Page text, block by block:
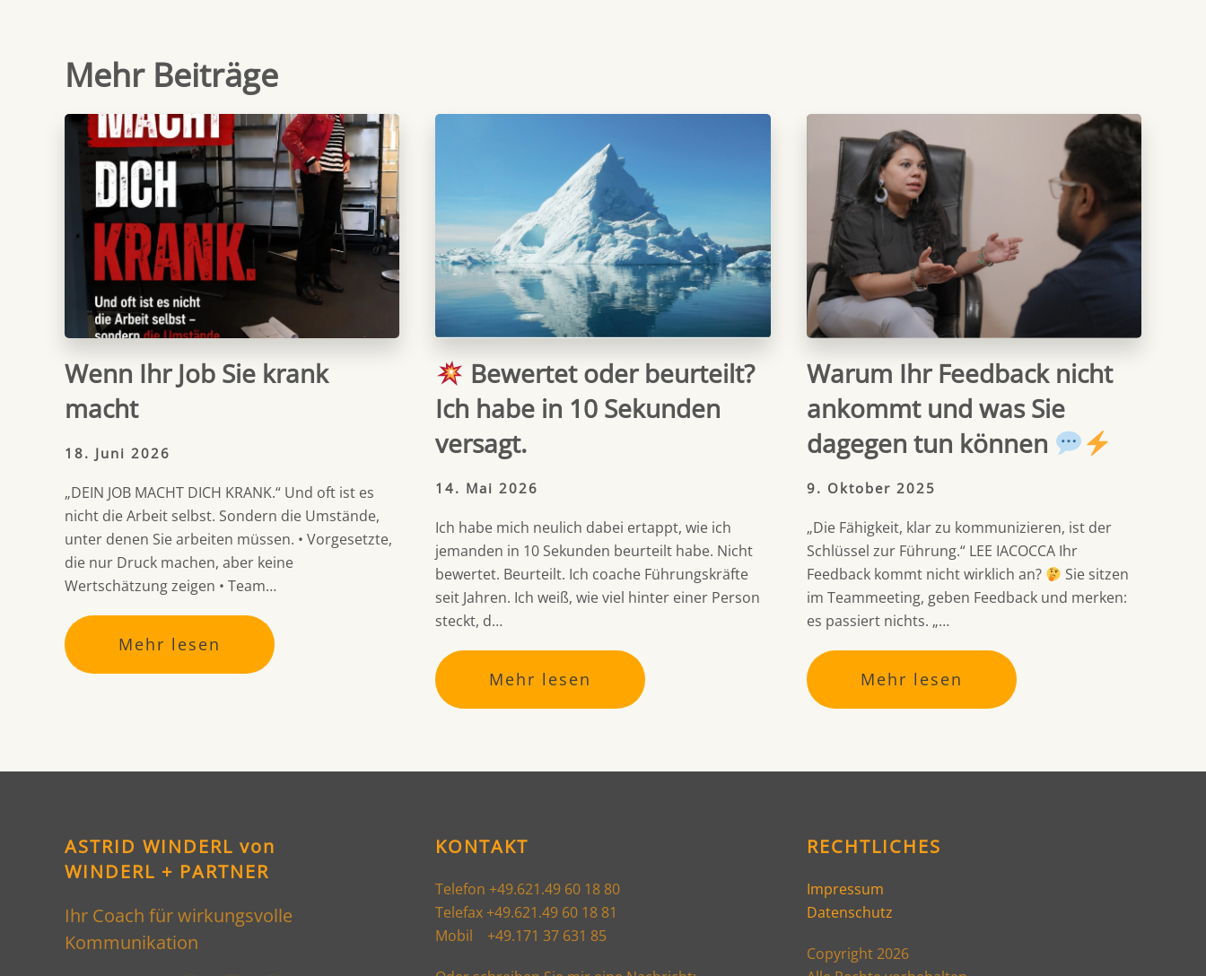
Mehr Beiträge
Wenn Ihr Job Sie krank
macht
18. Juni 2026
„DEIN JOB MACHT DICH KRANK.“ Und oft ist es
nicht die Arbeit selbst. Sondern die Umstände,
unter denen Sie arbeiten müssen. • Vorgesetzte,
die nur Druck machen, aber keine
Wertschätzung zeigen • Team…
Mehr lesen
Bewertet oder beurteilt?
Ich habe in 10 Sekunden
versagt.
14. Mai 2026
Ich habe mich neulich dabei ertappt, wie ich
jemanden in 10 Sekunden beurteilt habe. Nicht
bewertet. Beurteilt. Ich coache Führungskräfte
seit Jahren. Ich weiß, wie viel hinter einer Person
steckt, d…
Mehr lesen
Warum Ihr Feedback nicht
ankommt und was Sie
dagegen tun können
9. Oktober 2025
„Die Fähigkeit, klar zu kommunizieren, ist der
Schlüssel zur Führung.“ LEE IACOCCA Ihr
Feedback kommt nicht wirklich an?
Sie sitzen
im Teammeeting, geben Feedback und merken:
es passiert nichts. „…
Mehr lesen
ASTRID WINDERL von
WINDERL + PARTNER
Ihr Coach für wirkungsvolle
Kommunikation
KONTAKT
Telefon +49.621.49 60 18 80
Telefax +49.621.49 60 18 81
Mobil +49.171 37 631 85
RECHTLICHES
Impressum
Datenschutz
Copyright 2026